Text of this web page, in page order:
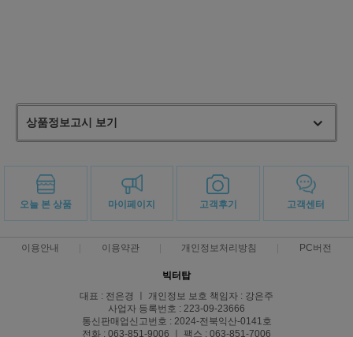
상품정보고시 보기
오늘 본 상품 마이페이지 고객후기 고객센터
이용안내 이용약관 개인정보처리방침 PC버전
빅터탑
대표 : 전은경 ㅣ 개인정보 보호 책임자 : 강은주
사업자 등록번호 : 223-09-23666
통신판매업신고번호 : 2024-전북익산-0141호
전화 : 063-851-9006 ㅣ 팩스 : 063-851-7006